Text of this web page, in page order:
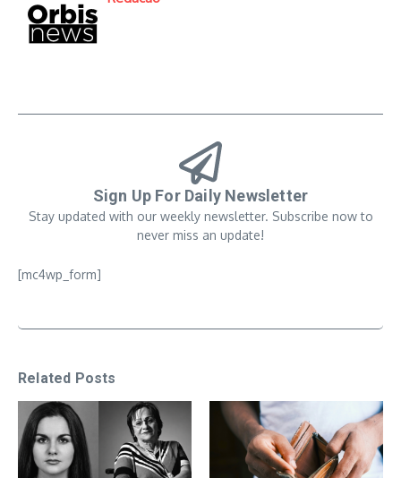
Sign Up For Daily Newsletter
Stay updated with our weekly newsletter. Subscribe now to
never miss an update!
[mc4wp_form]
Related Posts